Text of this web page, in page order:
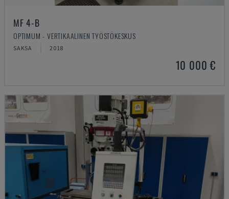
MF 4-B
OPTIMUM - VERTIKAALINEN TYÖSTÖKESKUS
SAKSA 2018
10 000 €